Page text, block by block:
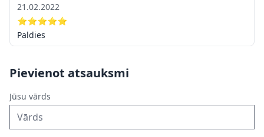
21.02.2022
⭐⭐⭐⭐⭐
Paldies
Pievienot atsauksmi
Jūsu vārds